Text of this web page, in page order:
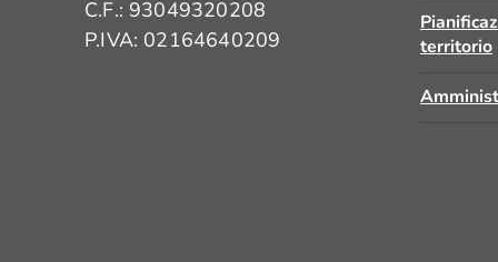
-
C.F.: 93049320208
P.IVA: 02164640209
territorio